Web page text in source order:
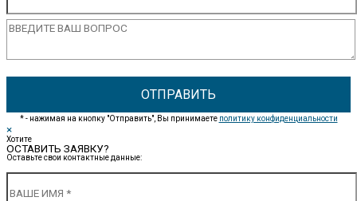
* - нажимая на кнопку "Отправить", Вы принимаете политику конфиденциальности
×
Хотите
ОСТАВИТЬ ЗАЯВКУ?
Оставьте свои контактные данные: